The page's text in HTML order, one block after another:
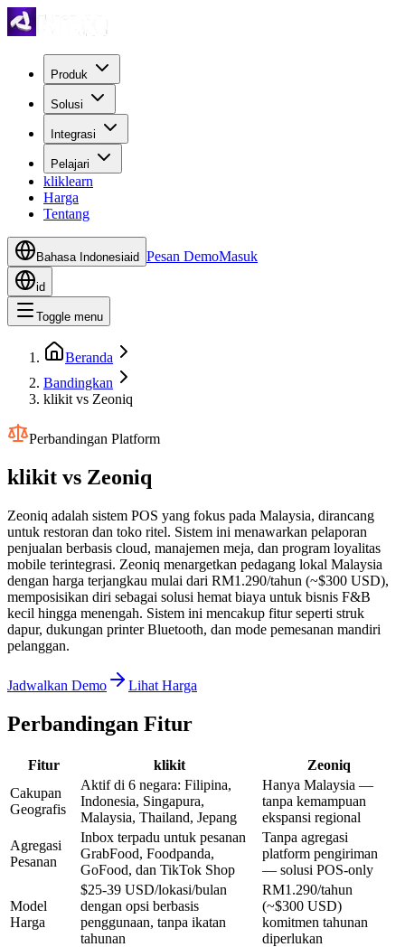
Produk
Solusi
Integrasi
Pelajari
kliklearn
Harga
Tentang
Bahasa Indonesiaid Pesan DemoMasuk
id
Toggle menu
Beranda
Bandingkan
klikit vs Zeoniq
Perbandingan Platform
klikit vs Zeoniq
Zeoniq adalah sistem POS yang fokus pada Malaysia, dirancang
untuk restoran dan toko ritel. Sistem ini menawarkan pelaporan
penjualan berbasis cloud, manajemen meja, dan program loyalitas
mobile terintegrasi. Zeoniq menargetkan pedagang lokal Malaysia
dengan harga terjangkau mulai dari RM1.290/tahun (~$300 USD),
memposisikan diri sebagai solusi hemat biaya untuk bisnis F&B
kecil hingga menengah. Sistem ini mencakup fitur seperti struk
dapur, dukungan printer Bluetooth, dan mode pemesanan mandiri
pelanggan.
Jadwalkan Demo Lihat Harga
Perbandingan Fitur
Fitur klikit
Zeoniq
Cakupan
Geografis
Aktif di 6 negara: Filipina,
Indonesia, Singapura,
Malaysia, Thailand, Jepang
Hanya Malaysia —
tanpa kemampuan
ekspansi regional
Agregasi
Pesanan
Inbox terpadu untuk pesanan
GrabFood, Foodpanda,
GoFood, dan TikTok Shop
Tanpa agregasi
platform pengiriman
— solusi POS-only
Model
Harga
$25-39 USD/lokasi/bulan
dengan opsi berbasis
penggunaan, tanpa ikatan
tahunan
RM1.290/tahun
(~$300 USD)
komitmen tahunan
diperlukan